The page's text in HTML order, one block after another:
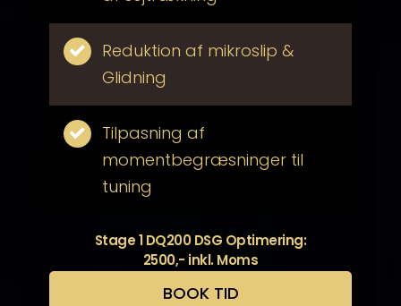
Reduktion af mikroslip &
Glidning
Tilpasning af
momentbegræsninger til
tuning
Stage 1 DQ200 DSG Optimering:
2500,- inkl. Moms
BOOK TID